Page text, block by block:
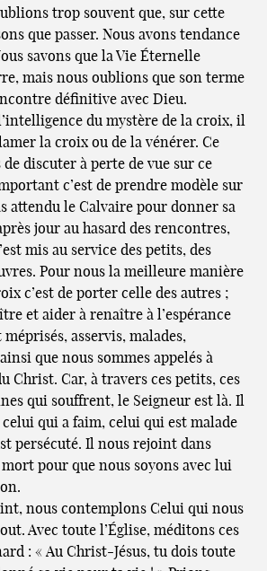
trop souvent que, sur cette
que passer. Nous avons tendance
savons que la Vie Éternelle
mais nous oublions que son terme
définitive avec Dieu.
du mystère de la croix, il
la croix ou de la vénérer. Ce
de discuter à perte de vue sur ce
c’est de prendre modèle sur
attendu le Calvaire pour donner sa
jour au hasard des rencontres,
mis au service des petits, des
Pour nous la meilleure manière
c’est de porter celle des autres ;
et aider à renaître à l’espérance
asservis, malades,
que nous sommes appelés à
Christ. Car, à travers ces petits, ces
qui souffrent, le Seigneur est là. Il
qui a faim, celui qui est malade
persécuté. Il nous rejoint dans
pour que nous soyons avec lui
nous contemplons Celui qui nous
Avec toute l’Église, méditons ces
: « Au Christ-Jésus, tu dois toute